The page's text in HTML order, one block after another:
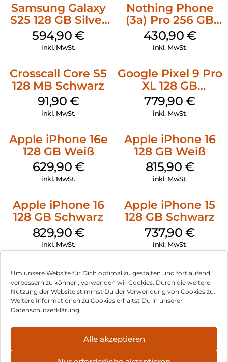
Um unsere Website für Dich optimal zu gestalten und fortlaufend
verbessern zu können, verwenden wir Cookies. Durch die weitere
Nutzung der Website stimmst Du der Verwendung von Cookies zu.
Weitere Informationen zu Cookies erhältst Du in unserer
Datenschutzerklärung.
Alle akzeptieren
Samsung Galaxy
S25 128 GB Silver
Shadow
594,90€
inkl. MwSt.
Nothing Phone
(3a) Pro 256 GB
Grey
430,90 €
inkl. MwSt.
Crosscall Core S5
128 MB Schwarz
91,90 €
inkl. MwSt.
Google Pixel 9 Pro
XL 128 GB
Obsidian
779,90€
inkl. MwSt.
Apple iPhone 16e
128 GB Weiß
629,90 €
inkl. MwSt.
Apple iPhone 16
128 GB Weiß
815,90 €
inkl. MwSt.
Apple iPhone 16
128 GB Schwarz
829,90 €
inkl. MwSt.
Apple iPhone 15
128 GB Schwarz
737,90€
inkl. MwSt.
Impressum